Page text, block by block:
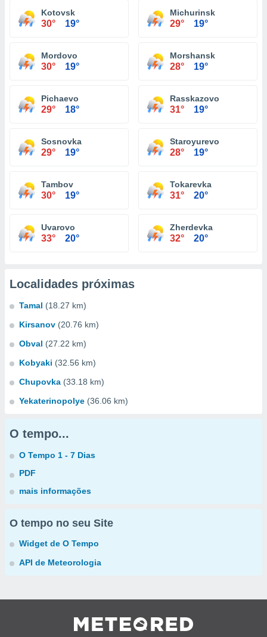
Kotovsk
30° 19°
Michurinsk
29° 19°
Mordovo
30° 19°
Morshansk
28° 19°
Pichaevo
29° 18°
Rasskazovo
31° 19°
Sosnovka
29° 19°
Staroyurevo
28° 19°
Tambov
30° 19°
Tokarevka
31° 20°
Uvarovo
33° 20°
Zherdevka
32° 20°
Localidades próximas
Tamal (18.27 km)
Kirsanov (20.76 km)
Obval (27.22 km)
Kobyaki (32.56 km)
Chupovka (33.18 km)
Yekaterinopolye (36.06 km)
O tempo...
O Tempo 1 - 7 Dias
PDF
mais informações
O tempo no seu Site
Widget de O Tempo
API de Meteorologia